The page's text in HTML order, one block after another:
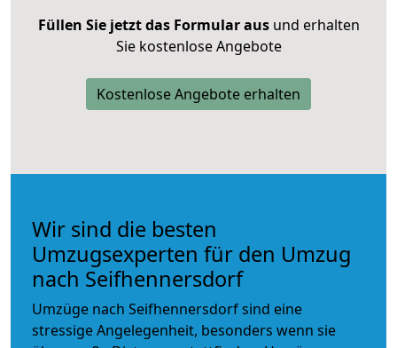
Füllen Sie jetzt das Formular ausund erhalten
Sie kostenlose Angebote
Kostenlose Angebote erhalten
Wir sind die besten
Umzugsexperten für den Umzug
nach Seifhennersdorf
Umzüge nach Seifhennersdorf sind eine
stressige Angelegenheit, besonders wenn sie